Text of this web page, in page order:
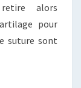
alors
pour
suture sont